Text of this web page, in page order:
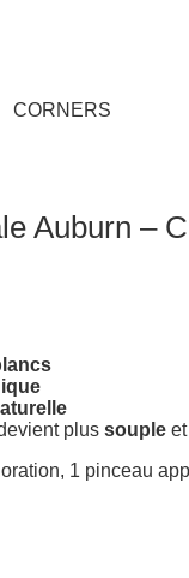
CORNERS
Auburn –
plus souple et
1 pinceau